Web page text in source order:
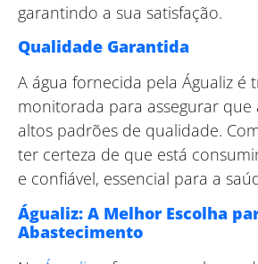
garantindo a sua satisfação.
Qualidade Garantida
A água fornecida pela Águaliz é
monitorada para assegurar que
altos padrões de qualidade.
ter certeza de que está
e confiável, essencial para a
Águaliz: A Melhor Escolha
Abastecimento